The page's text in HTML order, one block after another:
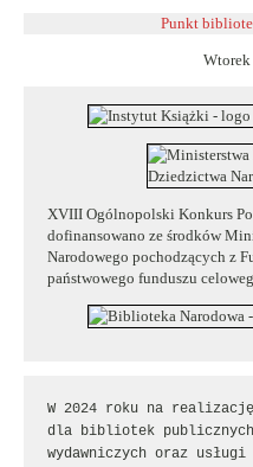
Punkt
XVIII Ogólnopolski Konkurs
dofinansowano ze środków
Narodowego pochodzących z
państwowego funduszu
W 2024 roku na
dla bibliotek publicznych
wydawniczych oraz